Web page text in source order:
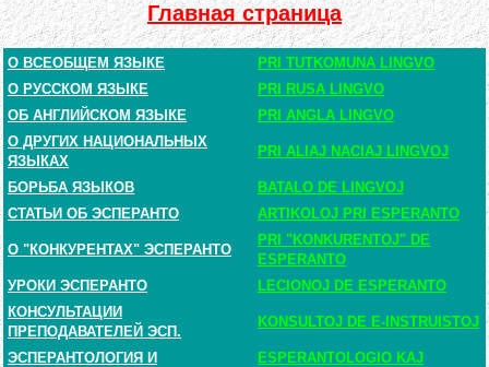
Главная страница
О ВСЕОБЩЕМ ЯЗЫКЕ
PRI TUTKOMUNA LINGVO
О РУССКОМ ЯЗЫКЕ
PRI RUSA LINGVO
ОБ АНГЛИЙСКОМ ЯЗЫКЕ
PRI ANGLA LINGVO
О ДРУГИХ НАЦИОНАЛЬНЫХ
ЯЗЫКАХ
PRI ALIAJ NACIAJ LINGVOJ
БОРЬБА ЯЗЫКОВ
BATALO DE LINGVOJ
СТАТЬИ ОБ ЭСПЕРАНТО
ARTIKOLOJ PRI ESPERANTO
О "КОНКУРЕНТАХ" ЭСПЕРАНТО
PRI "KONKURENTOJ" DE
ESPERANTO
УРОКИ ЭСПЕРАНТО
LECIONOJ DE ESPERANTO
КОНСУЛЬТАЦИИ
ПРЕПОДАВАТЕЛЕЙ ЭСП.
KONSULTOJ DE E-INSTRUISTOJ
ЭСПЕРАНТОЛОГИЯ И
ESPERANTOLOGIO KAJ